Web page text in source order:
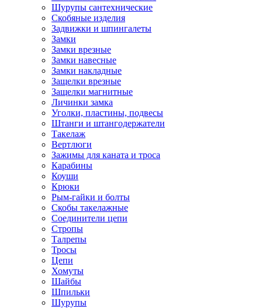
Шурупы сантехнические
Скобяные изделия
Задвижки и шпингалеты
Замки
Замки врезные
Замки навесные
Замки накладные
Защелки врезные
Защелки магнитные
Личинки замка
Уголки, пластины, подвесы
Штанги и штангодержатели
Такелаж
Вертлюги
Зажимы для каната и троса
Карабины
Коуши
Крюки
Рым-гайки и болты
Скобы такелажные
Соединители цепи
Стропы
Талрепы
Тросы
Цепи
Хомуты
Шайбы
Шпильки
Шурупы